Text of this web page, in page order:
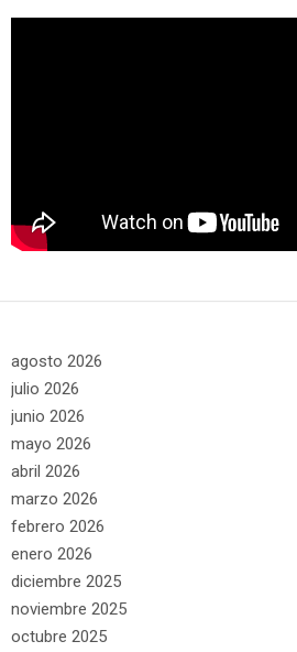
agosto 2026
julio 2026
junio 2026
mayo 2026
abril 2026
marzo 2026
febrero 2026
enero 2026
diciembre 2025
noviembre 2025
octubre 2025